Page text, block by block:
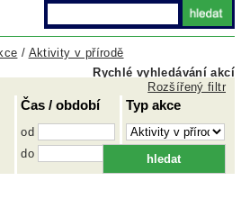
Rychlé vyhledávání akcí
/ Aktivity v přírodě
Čas / období
od
do
Typ akce
Rozšířený filtr